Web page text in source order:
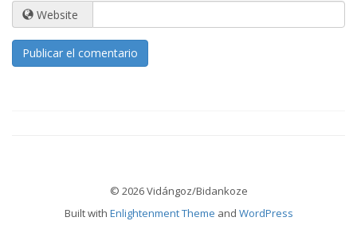
Website
© 2026 Vidángoz/Bidankoze
Built with Enlightenment Theme and WordPress